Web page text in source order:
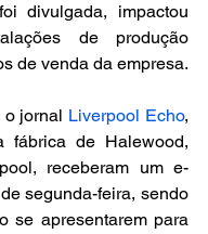
divulgada, impactou
de produção
de venda da empresa.
o jornal Liverpool Echo,
fábrica de Halewood,
receberam um e-
segunda-feira, sendo
se apresentarem para